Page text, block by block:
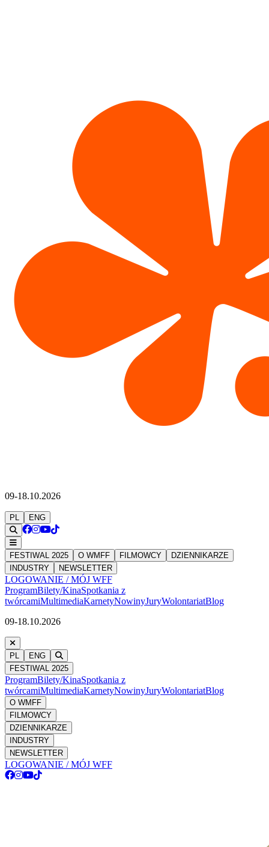
09-18.10.2026
PL ENG
FESTIWAL 2025 O WMFF FILMOWCY
DZIENNIKARZE
INDUSTRY
NEWSLETTER
LOGOWANIE / MÓJ WFF
ProgramBilety/KinaSpotkania z
twórcamiMultimediaKarnetyNowinyJuryWolontariatBlog
09-18.10.2026
PL
ENG
FESTIWAL 2025
ProgramBilety/KinaSpotkania z
twórcamiMultimediaKarnetyNowinyJuryWolontariatBlog
O WMFF
FILMOWCY
DZIENNIKARZE
INDUSTRY
NEWSLETTER
LOGOWANIE / MÓJ WFF